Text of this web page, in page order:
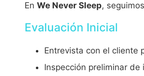
En We Never Sleep,
Evaluación Inicial
Entrevista con el cliente
Inspección preliminar